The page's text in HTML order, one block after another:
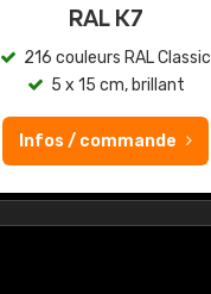
RAL K7
216 couleurs RAL Classic
5 x 15 cm, brillant
Infos / commande